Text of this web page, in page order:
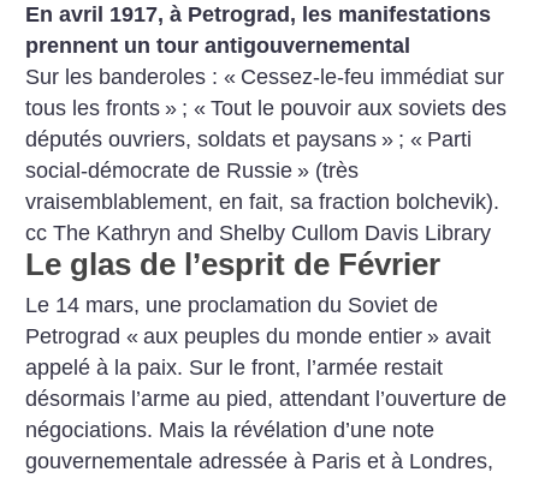
En avril 1917, à Petrograd, les manifestations
prennent un tour antigouvernemental
Sur les banderoles : « Cessez-le-feu immédiat sur
tous les fronts » ; « Tout le pouvoir aux soviets des
députés ouvriers, soldats et paysans » ; « Parti
social-démocrate de Russie » (très
vraisemblablement, en fait, sa fraction bolchevik).
cc The Kathryn and Shelby Cullom Davis Library
Le glas de l’esprit de Février
Le 14 mars, une proclamation du Soviet de
Petrograd « aux peuples du monde entier » avait
appelé à la paix. Sur le front, l’armée restait
désormais l’arme au pied, attendant l’ouverture de
négociations. Mais la révélation d’une note
gouvernementale adressée à Paris et à Londres,